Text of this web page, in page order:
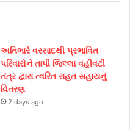
અતિભારે વરસાદથી પ્રભાવિત
પરિવારોને તાપી જિલ્લા વહીવટી
તંત્ર દ્વારા ત્વરિત રાહત સહાયનું
વિતરણ
2 days ago